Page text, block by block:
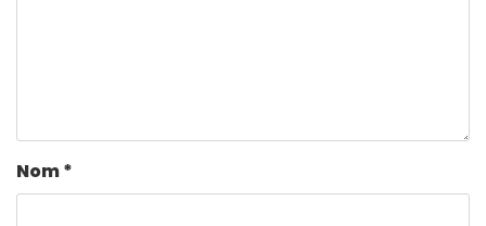
Nom*